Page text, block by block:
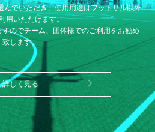
んでいただき、使用用途はフットサル以外
用いただけます。
のでチーム、団体様でのご利用をお勧め
致します。
詳しく見る